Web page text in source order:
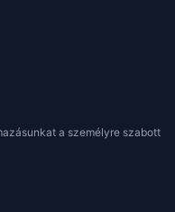
a személyre szabott